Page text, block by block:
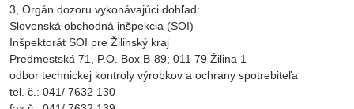
3, Orgán dozoru vykonávajúci dohľad:
Slovenská obchodná inšpekcia (SOI)
Inšpektorát SOI pre Žilinský kraj
Predmestská 71, P.O. Box B-89; 011 79 Žilina 1
odbor technickej kontroly výrobkov a ochrany spotrebiteľa
tel. č.: 041/ 7632 130